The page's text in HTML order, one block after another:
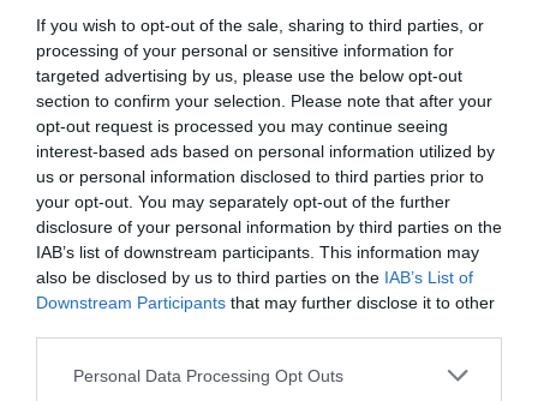
If you wish to opt-out of the sale, sharing to third parties, or
processing of your personal or sensitive information for
targeted advertising by us, please use the below opt-out
section to confirm your selection. Please note that after your
opt-out request is processed you may continue seeing
interest-based ads based on personal information utilized by
us or personal information disclosed to third parties prior to
your opt-out. You may separately opt-out of the further
disclosure of your personal information by third parties on the
IAB’s list of downstream participants. This information may
also be disclosed by us to third parties on the IAB’s List of
Downstream Participants that may further disclose it to other
Please note that this website/app uses one or more Google
Personal Data Processing Opt Outs
párkapcsolatnak. Ne hagyjátok, hogy az idő múlásával
ezek az érzelmek megkopjanak. Időzzetek el egymással,
kifejezve szereteteteket és gondoskodástokat.
Közös emlékek ápolása
Gondoljatok vissza azokra az élményekre, amelyeket
együtt átéltetek, és beszéljetek róluk. Ezek az emlékek
segíthetnek összekovácsolni titeket, és erősíthetik a
köteléket.
Bizalom és megbecsülés
Tartsátok tiszteletben egymás határait és privát szféráját.